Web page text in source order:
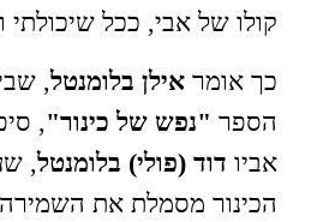
קולו של אבי, ככל
כך אומר אילן בלומנטל,
הספר "נפש של כינור",
אביודוד (פולי) בלומנטל,
הכינור מסמלת את